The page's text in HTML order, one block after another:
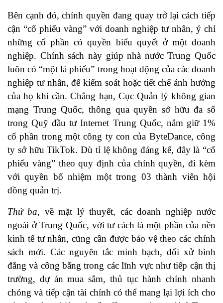
Bên cạnh đó, chính quyền đang quay trở lại cách tiếp
cận “cổ phiếu vàng” với doanh nghiệp tư nhân, ý chỉ
những cổ phần có quyền biểu quyết ở một doanh
nghiệp. Chính sách này giúp nhà nước Trung Quốc
luôn có “một lá phiếu” trong hoạt động của các doanh
nghiệp tư nhân, để kiểm soát hoặc tiết chế ảnh hưởng
của họ khi cần. Chẳng hạn, Cục Quản lý không gian
mạng Trung Quốc, thông qua quyền sở hữu đa số
trong Quỹ đầu tư Internet Trung Quốc, nắm giữ 1%
cổ phần trong một công ty con của ByteDance, công
ty sở hữu TikTok. Dù tỉ lệ không đáng kể, đây là “cổ
phiếu vàng” theo quy định của chính quyền, đi kèm
với quyền bổ nhiệm một trong 03 thành viên hội
đồng quản trị.
Thứ ba, về mặt lý thuyết, các doanh nghiệp nước
ngoài ở Trung Quốc, với tư cách là một phần của nền
kinh tế tư nhân, cũng cần được bảo vệ theo các chính
sách mới. Các nguyên tắc minh bạch, đối xử bình
đẳng và công bằng trong các lĩnh vực như tiếp cận thị
trường, dự án mua sắm, thủ tục hành chính nhanh
chóng và tiếp cận tài chính có thể mang lại lợi ích cho